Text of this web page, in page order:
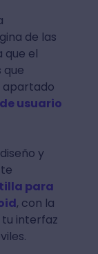
de las
que el
que
apartado
usuario
y
para
, con la
interfaz